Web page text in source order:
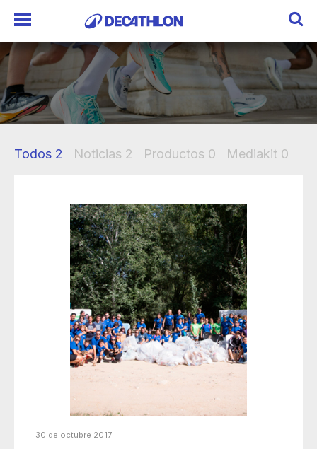
Todos 2 Noticias 2 Productos 0 Mediakit 0
30 de octubre 2017